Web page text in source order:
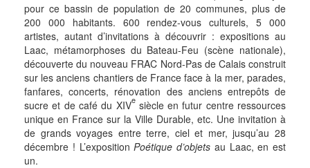
pour ce bassin de population de 20 communes, plus de
200 000 habitants. 600 rendez-vous culturels, 5 000
artistes, autant d’invitations à découvrir : expositions au
Laac, métamorphoses du Bateau-Feu (scène nationale),
découverte du nouveau FRAC Nord-Pas de Calais construit
sur les anciens chantiers de France face à la mer, parades,
fanfares, concerts, rénovation des anciens entrepôts de
sucre et de café du XIVesiècle en futur centre ressources
unique en France sur la Ville Durable, etc. Une invitation à
de grands voyages entre terre, ciel et mer, jusqu’au 28
décembre ! L’expositionPoétique d’objets au Laac, en est
un.